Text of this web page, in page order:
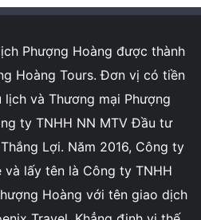
Phượng Hoàng được thành
Hoàng Tours. Đơn vị có tiền
lịch và Thương mại Phượng
ty TNHH NN MTV Đầu tư
Lợi. Năm 2016, Công ty
lấy tên là Công ty TNHH
Hoàng với tên giao dịch